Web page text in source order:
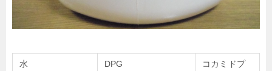
水 DPG
コカミドプ